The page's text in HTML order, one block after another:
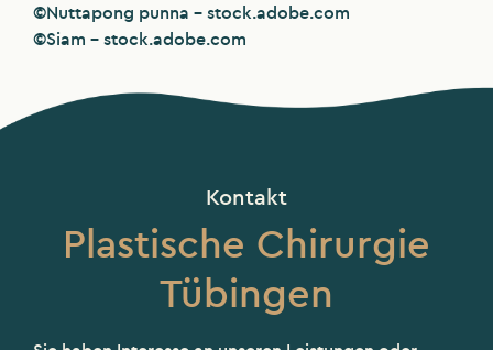
©Nuttapong punna – stock.adobe.com
©Siam – stock.adobe.com
Kontakt
Plastische Chirurgie
Tübingen